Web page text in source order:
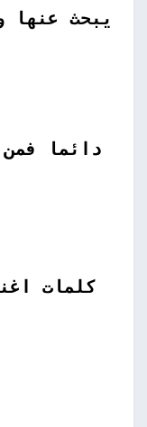
يبحث عنها
دائما
كلمات